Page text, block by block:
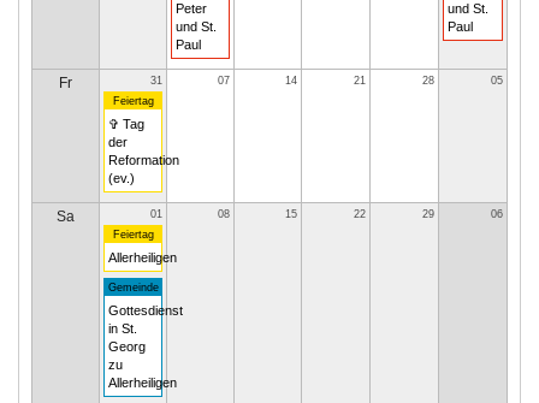
Peter
und St.
Paul
und St.
Paul
Fr
31
Feiertag
✞ Tag
der
Reformation
(ev.)
07 14 21 28 05
Sa
01
Feiertag
Allerheiligen
Gemeinde
Gottesdienst
in St.
Georg
zu
Allerheiligen
08 15 22 29 06